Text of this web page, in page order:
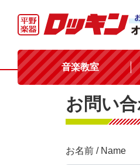
音楽教室
お問い
お名前 / Name